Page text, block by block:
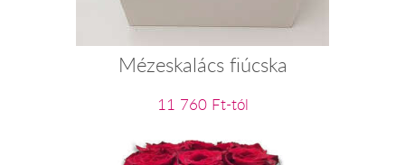
Mézeskalács fiúcska
11 760 Ft-tól